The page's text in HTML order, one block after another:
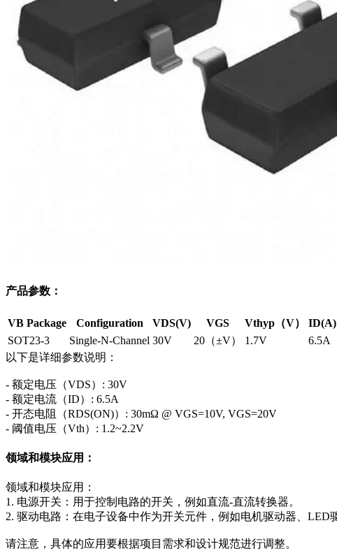
产品参数：
VB Package Configuration VDS(V) VGS Vthyp（V） ID(A)
SOT23-3
Single-N-Channel 30V 20（±V） 1.7V 6.5A
以下是详细参数说明：
- 额定电压（VDS）: 30V
- 额定电流（ID）: 6.5A
- 开态电阻（RDS(ON)）: 30mΩ @ VGS=10V, VGS=20V
- 阈值电压（Vth）: 1.2~2.2V
领域和模块应用：
领域和模块应用：
1. 电源开关：用于控制电路的开关，例如直流-直流转换器。
2. 驱动电路：在电子设备中作为开关元件，例如电机驱动器、LED
请注意，具体的应用要根据项目需求和设计规范进行调整。